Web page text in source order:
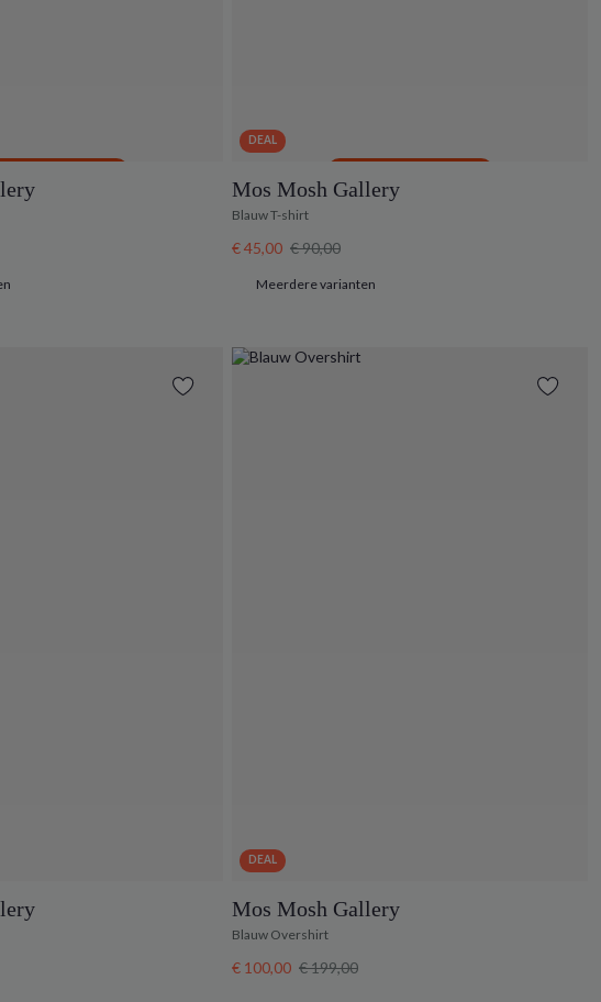
DEAL
Mos Mosh Gallery
Blauw T-shirt
€ 45,00 € 90,00
Meerdere varianten
DEAL
Mos Mosh Gallery
Blauw Overshirt
€ 100,00 € 199,00